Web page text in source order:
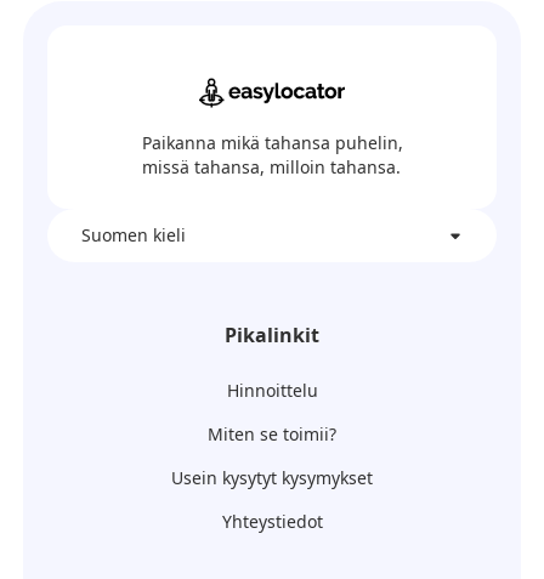
Paikanna mikä tahansa puhelin,
missä tahansa, milloin tahansa.
Suomen kieli
Pikalinkit
Hinnoittelu
Miten se toimii?
Usein kysytyt kysymykset
Yhteystiedot